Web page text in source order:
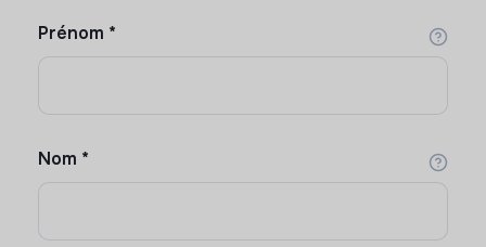
Prénom *
Nom *